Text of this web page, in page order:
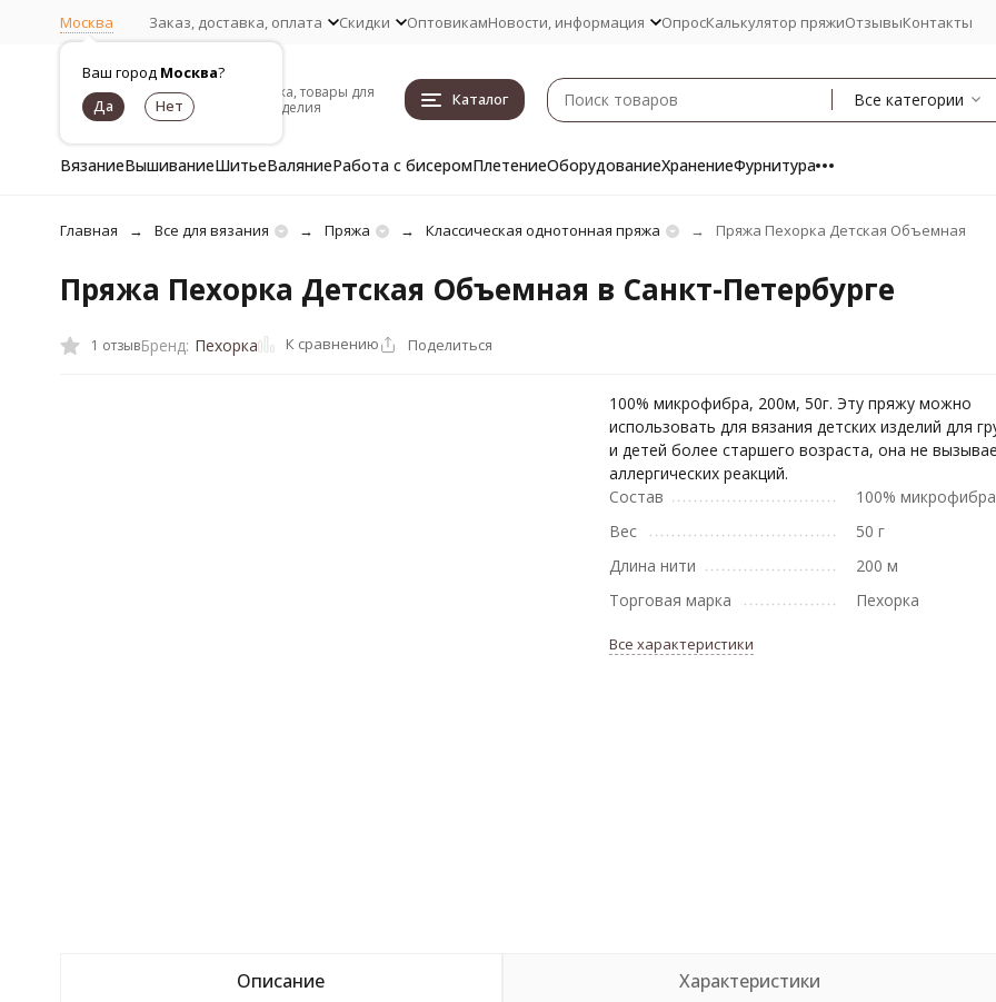
Москва
Ваш город Москва?
Заказ, доставка, оплата Скидки ОптовикамНовости, информация ОпросКалькулятор пряжиОтзывыКонтакты
Пряжа, товары для
рукоделия
Каталог Все категории
ВязаниеВышиваниеШитьеВаляниеРабота с бисеромПлетениеОборудованиеХранениеФурнитура
Главная Все для вязания Пряжа Классическая однотонная пряжа Пряжа Пехорка Детская Объемная
Пряжа Пехорка Детская Объемная в Санкт-Петербурге
1 отзывБренд: Пехорка К сравнению Поделиться
100% микрофибра, 200м, 50г. Эту пряжу можно
использовать для вязания детских изделий для
и детей более старшего возраста, она не
аллергических реакций.
Состав
100% микрофибра
Вес
50 г
Длина нити
200 м
Торговая марка
Пехорка
Все характеристики
Описание Характеристики